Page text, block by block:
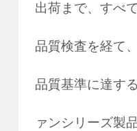
出荷まで、すべ
品質検査を経て
品質基準に達す
ァンシリーズ製